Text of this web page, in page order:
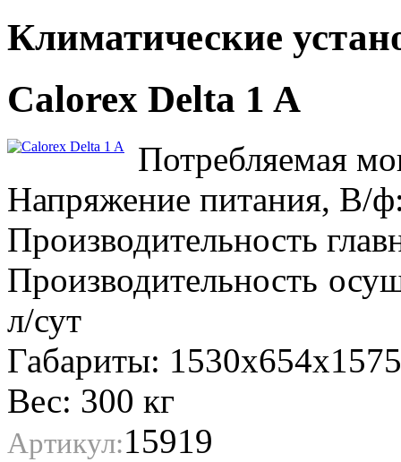
Климатические
Calorex Delta 1 A
Потребляемая
Напряжение питания, В/
Производительность
Производительность
л/сут
Габариты:
Вес: 300 кг
Артикул:15919